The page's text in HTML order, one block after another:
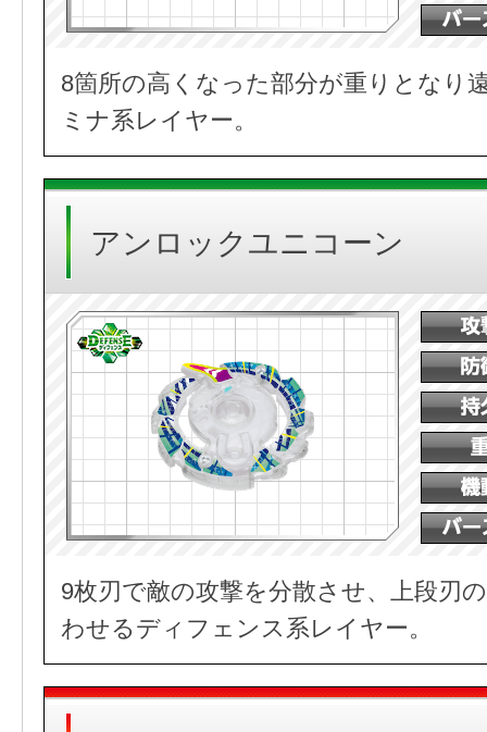
8箇所の高くなった部分が重りとなり
ミナ系レイヤー。
アンロックユニコーン
9枚刃で敵の攻撃を分散させ、上段刃
わせるディフェンス系レイヤー。